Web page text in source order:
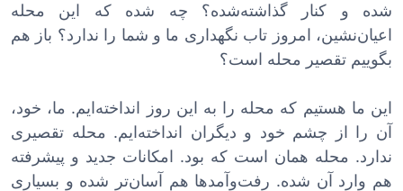
شده و کنار گذاشته‌شده؟ چه شده که این محله
اعیان‌نشین، امروز تاب نگهداری ما و شما را ندارد؟ باز هم
بگوییم تقصیر محله است؟
این ما هستیم که محله را به این روز انداخته‌ایم. ما، خود،
آن را از چشم خود و دیگران انداخته‌ایم. محله تقصیری
ندارد. محله همان است که بود. امکانات جدید و پیشرفته
هم وارد آن شده. رفت‌وآمدها هم آسان‌تر شده و بسیاری